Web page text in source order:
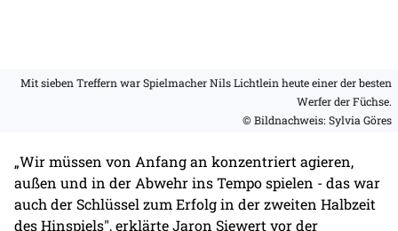
Mit sieben Treffern war Spielmacher Nils Lichtlein heute einer der besten
Werfer der Füchse.
© Bildnachweis: Sylvia Göres
„Wir müssen von Anfang an konzentriert agieren,
außen und in der Abwehr ins Tempo spielen - das war
auch der Schlüssel zum Erfolg in der zweiten Halbzeit
des Hinspiels", erklärte Jaron Siewert vor der